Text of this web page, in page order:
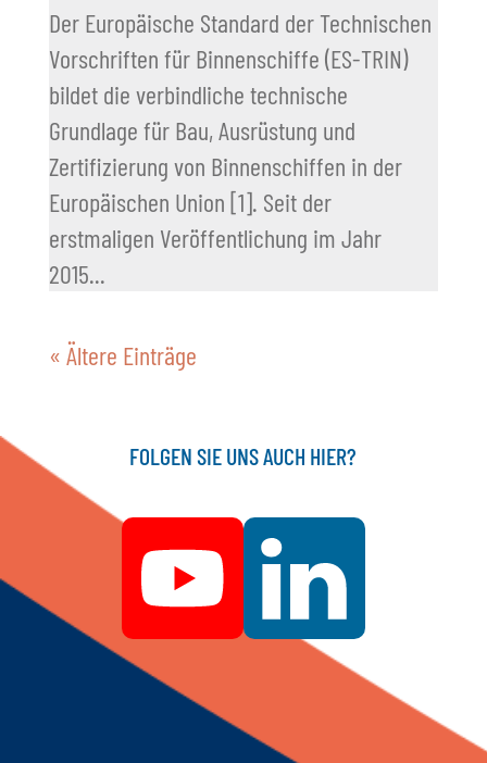
Der Europäische Standard der Technischen
Vorschriften für Binnenschiffe (ES-TRIN)
bildet die verbindliche technische
Grundlage für Bau, Ausrüstung und
Zertifizierung von Binnenschiffen in der
Europäischen Union [1]. Seit der
erstmaligen Veröffentlichung im Jahr
2015...
« Ältere Einträge
FOLGEN SIE UNS AUCH HIER?